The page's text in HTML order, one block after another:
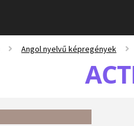
Angol nyelvű képregények